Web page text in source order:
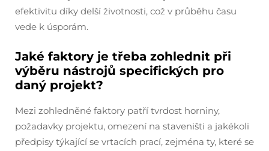
efektivitu díky delší životnosti, což v průběhu času
vede k úsporám.
Jaké faktory je třeba zohlednit při
výběru nástrojů specifických pro
daný projekt?
Mezi zohledněné faktory patří tvrdost horniny,
požadavky projektu, omezení na staveništi a jakékoli
předpisy týkající se vrtacích prací, zejména ty, které se